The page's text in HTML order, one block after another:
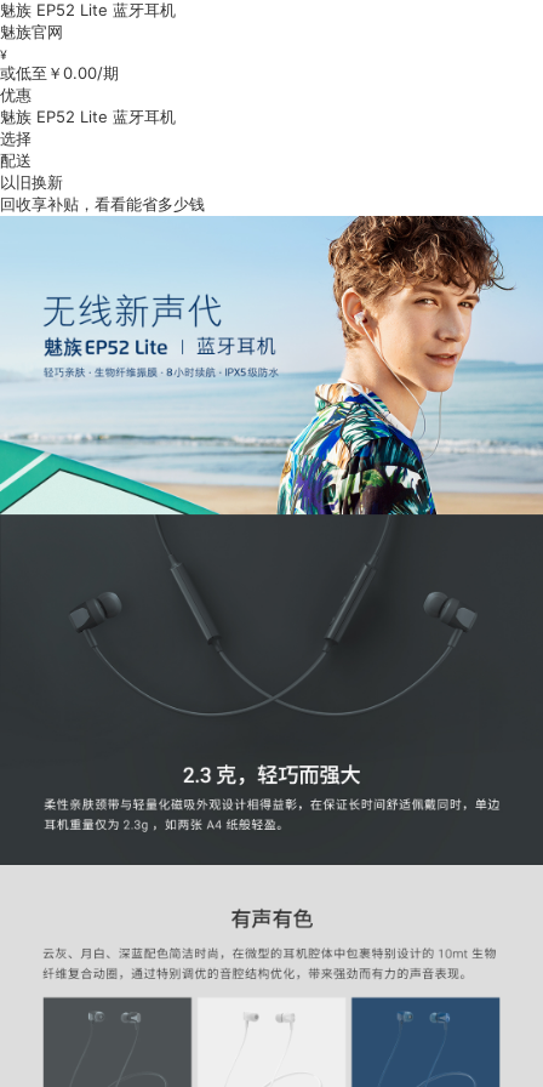
魅族 EP52 Lite 蓝牙耳机
魅族官网
¥
或低至￥0.00/期
优惠
魅族 EP52 Lite 蓝牙耳机
选择
配送
以旧换新
回收享补贴，看看能省多少钱